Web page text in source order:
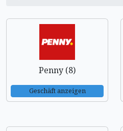
Penny (8)
Geschäft anzeigen